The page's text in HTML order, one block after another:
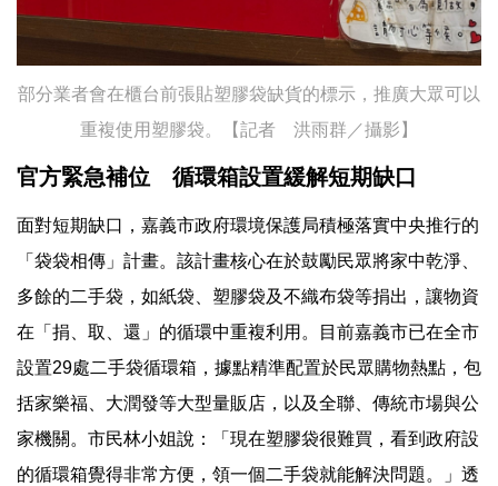
部分業者會在櫃台前張貼塑膠袋缺貨的標示，推廣大眾可以
重複使用塑膠袋。【記者 洪雨群／攝影】
官方緊急補位 循環箱設置緩解短期缺口
面對短期缺口，嘉義市政府環境保護局積極落實中央推行的
「袋袋相傳」計畫。該計畫核心在於鼓勵民眾將家中乾淨、
多餘的二手袋，如紙袋、塑膠袋及不織布袋等捐出，讓物資
在「捐、取、還」的循環中重複利用。目前嘉義市已在全市
設置29處二手袋循環箱，據點精準配置於民眾購物熱點，包
括家樂福、大潤發等大型量販店，以及全聯、傳統市場與公
家機關。市民林小姐說：「現在塑膠袋很難買，看到政府設
的循環箱覺得非常方便，領一個二手袋就能解決問題。」透